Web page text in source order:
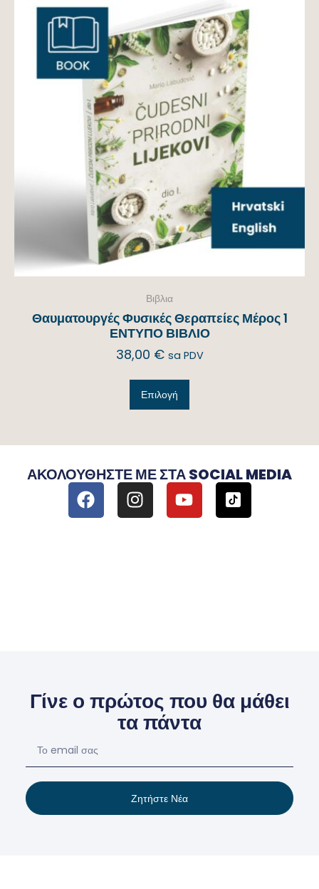
Βιβλια
Θαυματουργές Φυσικές Θεραπείες Μέρος 1
ΕΝΤΥΠΟ ΒΙΒΛΙΟ
38,00 € sa PDV
Επιλογή
ΑΚΟΛΟΥΘΉΣΤΕ ΜΕ ΣΤΑ SOCIAL MEDIA
Γίνε ο πρώτος που θα μάθει
τα πάντα
Ζητήστε Νέα